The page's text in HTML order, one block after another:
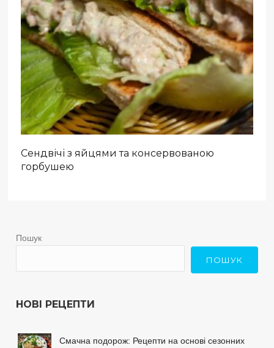
Сендвічі з яйцями та консервованою
горбушею
Пошук
ПОШУК
НОВІ РЕЦЕПТИ
Смачна подорож: Рецепти на основі сезонних